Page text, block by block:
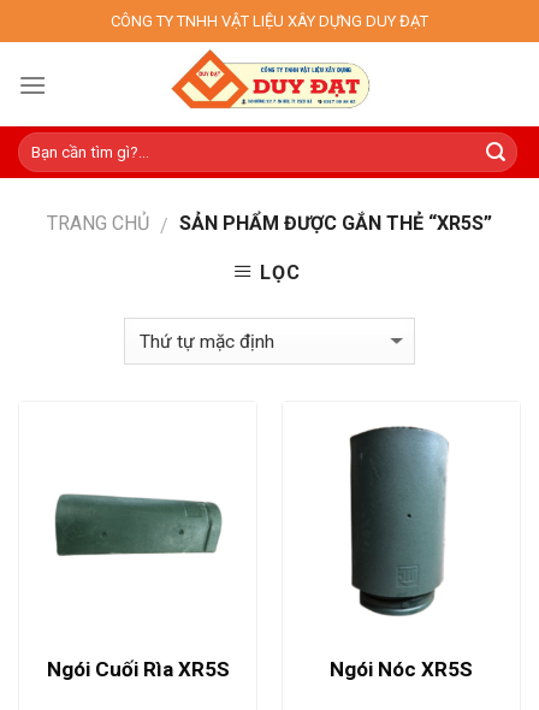
to
content
CÔNG TY TNHH VẬT LIỆU XÂY DỰNG DUY ĐẠT
TRANG CHỦ / SẢN PHẨM ĐƯỢC GẮN THẺ “XR5S”
LỌC
Ngói Cuối Rìa XR5S Ngói Nóc XR5S